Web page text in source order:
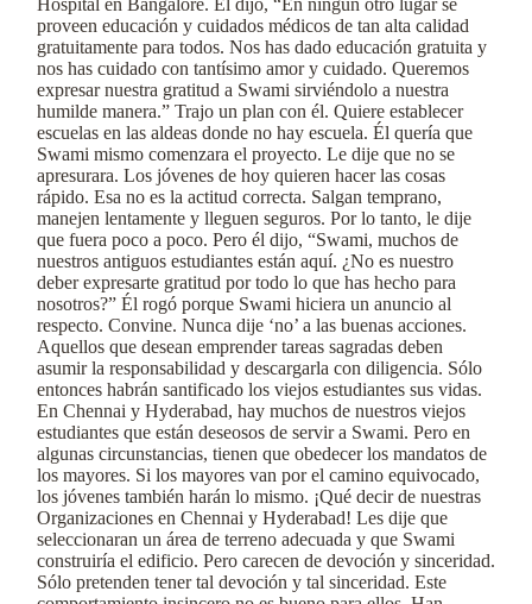
Hospital en Bangalore. Él dijo, “En ningún otro lugar se
proveen educación y cuidados médicos de tan alta calidad
gratuitamente para todos. Nos has dado educación gratuita y
nos has cuidado con tantísimo amor y cuidado. Queremos
expresar nuestra gratitud a Swami sirviéndolo a nuestra
humilde manera.” Trajo un plan con él. Quiere establecer
escuelas en las aldeas donde no hay escuela. Él quería que
Swami mismo comenzara el proyecto. Le dije que no se
apresurara. Los jóvenes de hoy quieren hacer las cosas
rápido. Esa no es la actitud correcta. Salgan temprano,
manejen lentamente y lleguen seguros. Por lo tanto, le dije
que fuera poco a poco. Pero él dijo, “Swami, muchos de
nuestros antiguos estudiantes están aquí. ¿No es nuestro
deber expresarte gratitud por todo lo que has hecho para
nosotros?” Él rogó porque Swami hiciera un anuncio al
respecto. Convine. Nunca dije ‘no’ a las buenas acciones.
Aquellos que desean emprender tareas sagradas deben
asumir la responsabilidad y descargarla con diligencia. Sólo
entonces habrán santificado los viejos estudiantes sus vidas.
En Chennai y Hyderabad, hay muchos de nuestros viejos
estudiantes que están deseosos de servir a Swami. Pero en
algunas circunstancias, tienen que obedecer los mandatos de
los mayores. Si los mayores van por el camino equivocado,
los jóvenes también harán lo mismo. ¡Qué decir de nuestras
Organizaciones en Chennai y Hyderabad! Les dije que
seleccionaran un área de terreno adecuada y que Swami
construiría el edificio. Pero carecen de devoción y sinceridad.
Sólo pretenden tener tal devoción y tal sinceridad. Este